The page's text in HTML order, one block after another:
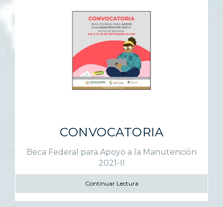
CONVOCATORIA
Beca Federal para Apoyo a la Manutención
2021-II
Continuar Lectura